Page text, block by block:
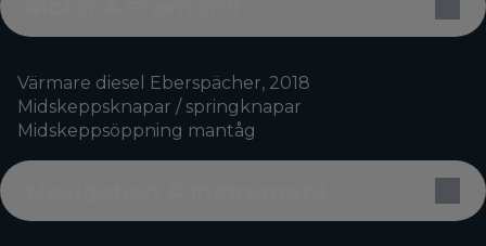
Värmare diesel Eberspächer, 2018
Midskeppsknapar / springknapar
Midskeppsöppning mantåg